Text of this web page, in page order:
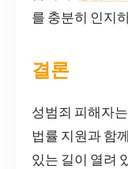
를 충분히 인지
결론
성범죄 피해자
법률 지원과 함
있는 길이 열려